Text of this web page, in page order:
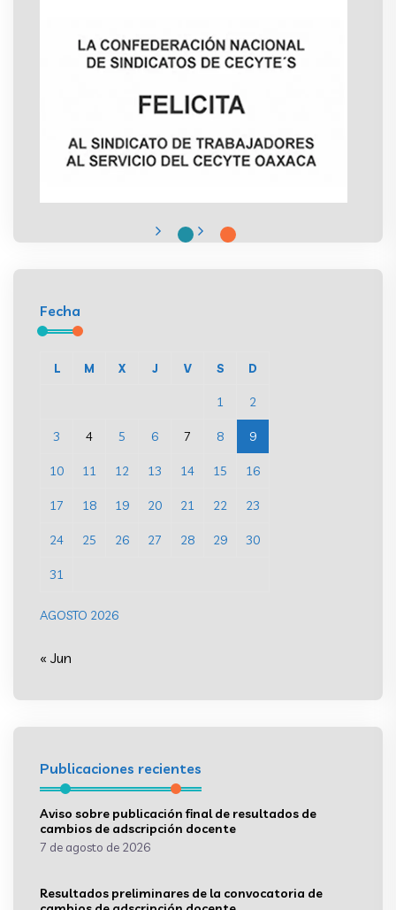
Fecha
AGOSTO 2026
L M X J V S D
1 2
3 4 5 6 7 8 9
10 11 12 13 14 15 16
17 18 19 20 21 22 23
24 25 26 27 28 29 30
31
« Jun
Publicaciones recientes
Aviso sobre publicación final de resultados de
cambios de adscripción docente
7 de agosto de 2026
Resultados preliminares de la convocatoria de